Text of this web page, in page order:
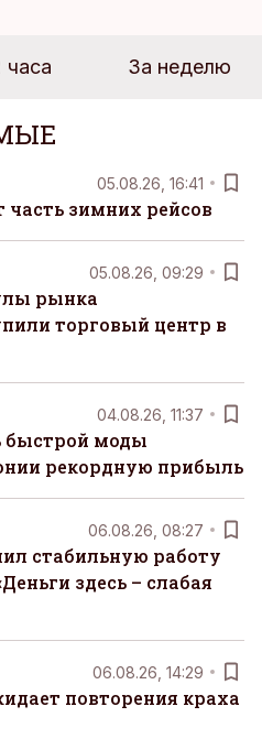
часа За неделю
05.08.26, 16:41
зимних рейсов
05.08.26, 09:29
рынка
торговый центр в
04.08.26, 11:37
быстрой моды
рекордную прибыль
06.08.26, 08:27
стабильную работу
здесь – слабая
06.08.26, 14:29
повторения краха